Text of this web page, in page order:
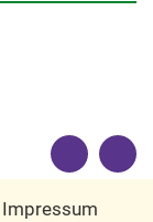
Impressum